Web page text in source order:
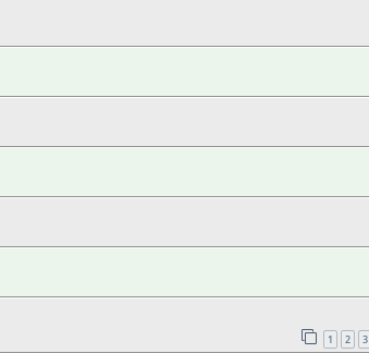
1 2 3